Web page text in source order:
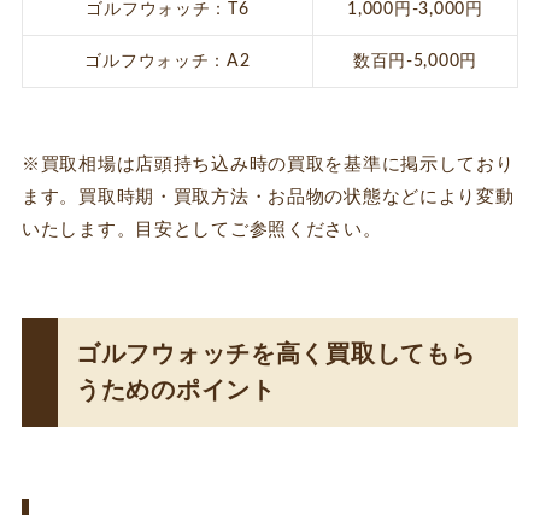
ゴルフウォッチ：T6 1,000円-3,000円
ゴルフウォッチ：A2 数百円-5,000円
※買取相場は店頭持ち込み時の買取を基準に掲示しており
ます。買取時期・買取方法・お品物の状態などにより変動
いたします。目安としてご参照ください。
ゴルフウォッチを高く買取してもら
うためのポイント